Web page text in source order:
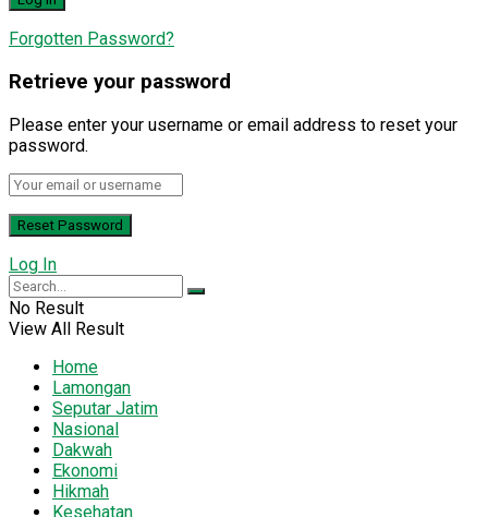
Forgotten Password?
Retrieve your password
Please enter your username or email address to reset your
password.
Log In
No Result
View All Result
Home
Lamongan
Seputar Jatim
Nasional
Dakwah
Ekonomi
Hikmah
Kesehatan